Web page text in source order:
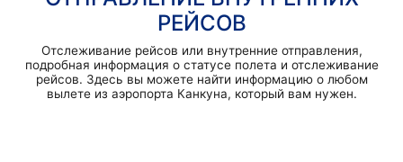
РЕЙСОВ
Отслеживание рейсов или внутренние отправления,
подробная информация о статусе полета и отслеживание
рейсов. Здесь вы можете найти информацию о любом
вылете из аэропорта Канкуна, который вам нужен.